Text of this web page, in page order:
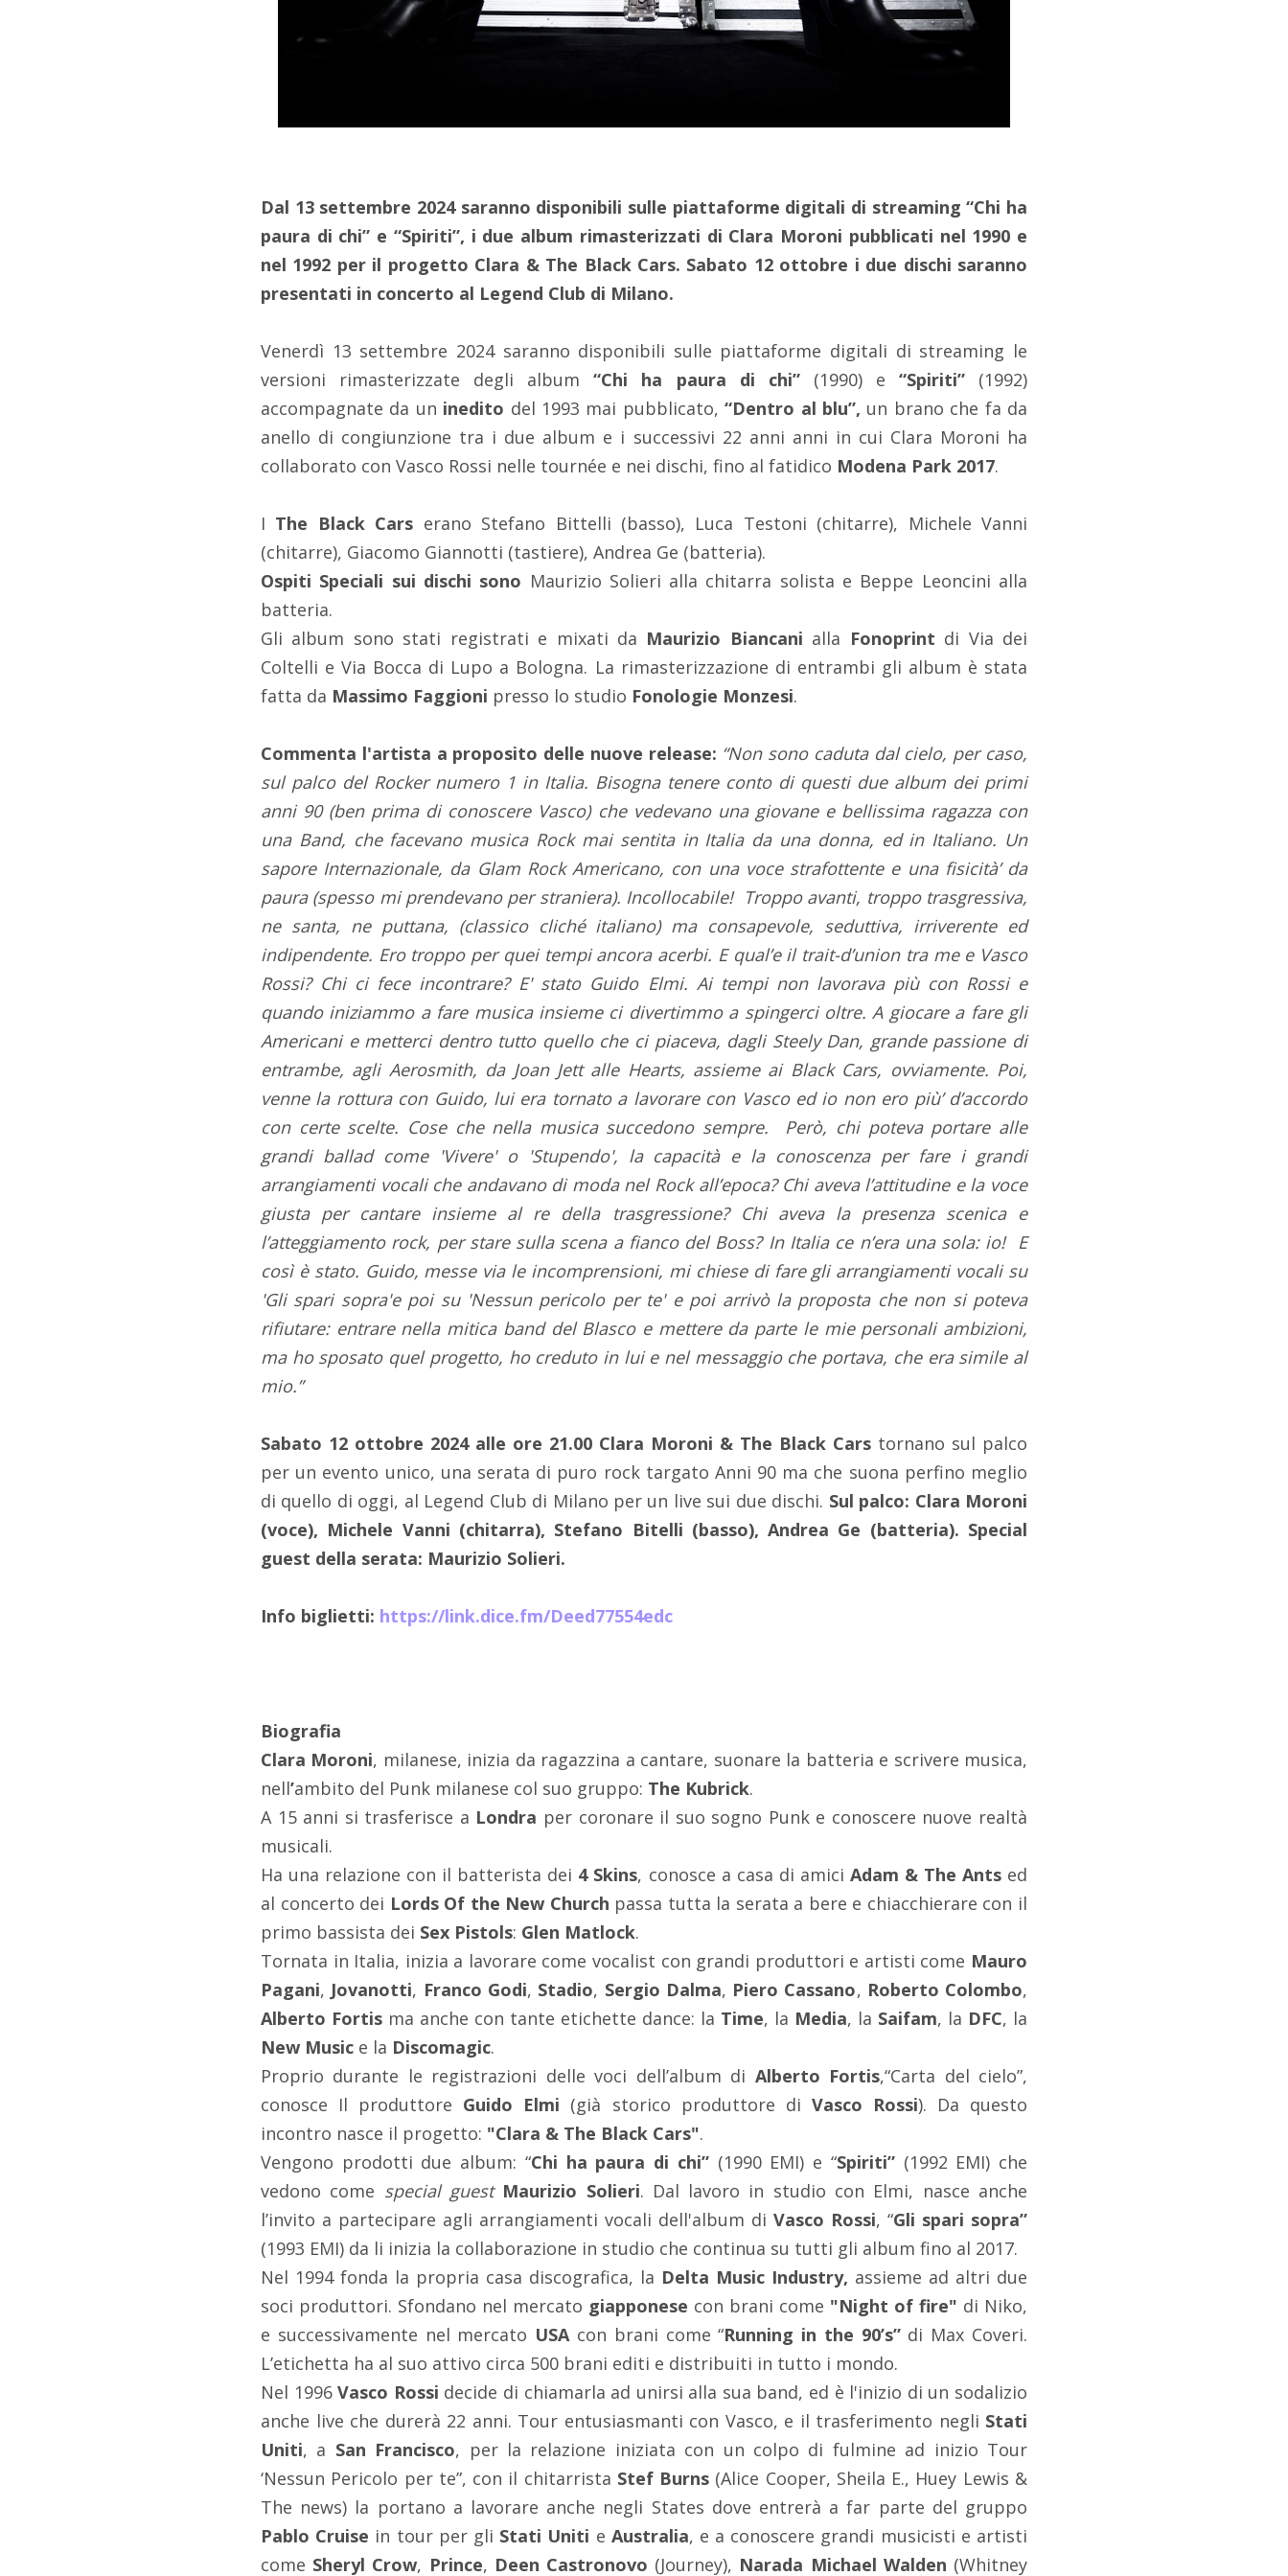
Dal 13 settembre 2024 saranno disponibili sulle piattaforme digitali di streaming “Chi ha
paura di chi” e “Spiriti”, i due album rimasterizzati di Clara Moroni pubblicati nel 1990 e
nel 1992 per il progetto Clara & The Black Cars. Sabato 12 ottobre i due dischi saranno
presentati in concerto al Legend Club di Milano.
Venerdì 13 settembre 2024 saranno disponibili sulle piattaforme digitali di streaming le
versioni rimasterizzate degli album“Chi ha paura di chi”(1990) e “Spiriti”(1992)
accompagnate da un inedito del 1993 mai pubblicato,“Dentro al blu”, un brano che fa da
anello di congiunzione tra i due album e i successivi 22 anni anni in cui Clara Moroni ha
collaborato con Vasco Rossi nelle tournée e nei dischi, fino al fatidico Modena Park 2017.
I The Black Cars erano Stefano Bittelli (basso), Luca Testoni (chitarre), Michele Vanni
(chitarre), Giacomo Giannotti (tastiere), Andrea Ge (batteria).
Ospiti Speciali sui dischi sono Maurizio Solieri alla chitarra solista e Beppe Leoncini alla
batteria.
Gli album sono stati registrati e mixati da Maurizio Biancani alla Fonoprint di Via dei
Coltelli e Via Bocca di Lupo a Bologna. La rimasterizzazione di entrambi gli album è stata
fatta da Massimo Faggioni presso lo studio Fonologie Monzesi.
Commenta l'artista a proposito delle nuove release: “Non sono caduta dal cielo, per caso,
sul palco del Rocker numero 1 in Italia. Bisogna tenere conto di questi due album dei primi
anni 90 (ben prima di conoscere Vasco) che vedevano una giovane e bellissima ragazza con
una Band, che facevano musica Rock mai sentita in Italia da una donna, ed in Italiano. Un
sapore Internazionale, da Glam Rock Americano, con una voce strafottente e una fisicità’ da
paura (spesso mi prendevano per straniera). Incollocabile! Troppo avanti, troppo trasgressiva,
ne santa, ne puttana, (classico cliché italiano) ma consapevole, seduttiva, irriverente ed
indipendente. Ero troppo per quei tempi ancora acerbi. E qual’e il trait-d’union tra me e Vasco
Rossi? Chi ci fece incontrare? E' stato Guido Elmi. Ai tempi non lavorava più con Rossi e
quando iniziammo a fare musica insieme ci divertimmo a spingerci oltre. A giocare a fare gli
Americani e metterci dentro tutto quello che ci piaceva, dagli Steely Dan, grande passione di
entrambe, agli Aerosmith, da Joan Jett alle Hearts, assieme ai Black Cars, ovviamente. Poi,
venne la rottura con Guido, lui era tornato a lavorare con Vasco ed io non ero più’ d’accordo
con certe scelte. Cose che nella musica succedono sempre. Però, chi poteva portare alle
grandi ballad come 'Vivere' o 'Stupendo', la capacità e la conoscenza per fare i grandi
arrangiamenti vocali che andavano di moda nel Rock all’epoca? Chi aveva l’attitudine e la voce
giusta per cantare insieme al re della trasgressione? Chi aveva la presenza scenica e
l’atteggiamento rock, per stare sulla scena a fianco del Boss? In Italia ce n’era una sola: io! E
così è stato. Guido, messe via le incomprensioni, mi chiese di fare gli arrangiamenti vocali su
'Gli spari sopra'e poi su 'Nessun pericolo per te' e poi arrivò la proposta che non si poteva
rifiutare: entrare nella mitica band del Blasco e mettere da parte le mie personali ambizioni,
ma ho sposato quel progetto, ho creduto in lui e nel messaggio che portava, che era simile al
mio.”
Sabato 12 ottobre 2024 alle ore 21.00 Clara Moroni & The Black Cars tornano sul palco
per un evento unico, una serata di puro rock targato Anni 90 ma che suona perfino meglio
di quello di oggi, al Legend Club di Milano per un live sui due dischi. Sul palco: Clara Moroni
(voce), Michele Vanni (chitarra), Stefano Bitelli (basso), Andrea Ge (batteria). Special
guest della serata: Maurizio Solieri.
Info biglietti: https://link.dice.fm/Deed77554edc
Biografia
Clara Moroni, milanese, inizia da ragazzina a cantare, suonare la batteria e scrivere musica,
nell’ambito del Punk milanese col suo gruppo: The Kubrick.
A 15 anni si trasferisce a Londra per coronare il suo sogno Punk e conoscere nuove realtà
musicali.
Ha una relazione con il batterista dei 4 Skins, conosce a casa di amici Adam & The Ants ed
al concerto dei Lords Of the New Church passa tutta la serata a bere e chiacchierare con il
primo bassista dei Sex Pistols: Glen Matlock.
Tornata in Italia, inizia a lavorare come vocalist con grandi produttori e artisti come Mauro
Pagani, Jovanotti, Franco Godi, Stadio, Sergio Dalma, Piero Cassano, Roberto Colombo,
Alberto Fortis ma anche con tante etichette dance: la Time, la Media, la Saifam, la DFC, la
New Music e la Discomagic.
Proprio durante le registrazioni delle voci dell’album di Alberto Fortis,“Carta del cielo”,
conosce Il produttore Guido Elmi (già storico produttore di Vasco Rossi). Da questo
incontro nasce il progetto: "Clara & The Black Cars".
Vengono prodotti due album: “Chi ha paura di chi”(1990 EMI) e “Spiriti”(1992 EMI) che
vedono come special guest Maurizio Solieri. Dal lavoro in studio con Elmi, nasce anche
l’invito a partecipare agli arrangiamenti vocali dell'album di Vasco Rossi, “Gli spari sopra”
(1993 EMI) da li inizia la collaborazione in studio che continua su tutti gli album fino al 2017.
Nel 1994 fonda la propria casa discografica, la Delta Music Industry, assieme ad altri due
soci produttori. Sfondano nel mercato giapponese con brani come "Night of fire" di Niko,
e successivamente nel mercato USAcon brani come “Running in the 90’s”di Max Coveri.
L’etichetta ha al suo attivo circa 500 brani editi e distribuiti in tutto i mondo.
Nel 1996Vasco Rossi decide di chiamarla ad unirsi alla sua band, ed è l'inizio di un sodalizio
anche live che durerà 22 anni. Tour entusiasmanti con Vasco, e il trasferimento negli Stati
Uniti, a San Francisco, per la relazione iniziata con un colpo di fulmine ad inizio Tour
‘Nessun Pericolo per te”, con il chitarrista Stef Burns (Alice Cooper, Sheila E., Huey Lewis &
The news) la portano a lavorare anche negli States dove entrerà a far parte del gruppo
Pablo Cruise in tour per gli Stati Uniti e Australia, e a conoscere grandi musicisti e artisti
come Sheryl Crow, Prince, Deen Castronovo (Journey), Narada Michael Walden (Whitney